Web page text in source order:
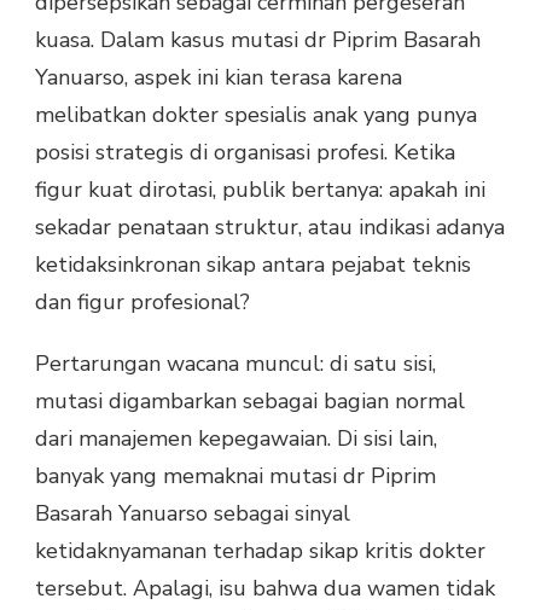
kuasa. Dalam kasus mutasi dr Piprim Basarah
Yanuarso, aspek ini kian terasa karena
melibatkan dokter spesialis anak yang punya
posisi strategis di organisasi profesi. Ketika
figur kuat dirotasi, publik bertanya: apakah ini
sekadar penataan struktur, atau indikasi adanya
ketidaksinkronan sikap antara pejabat teknis
dan figur profesional?
Pertarungan wacana muncul: di satu sisi,
mutasi digambarkan sebagai bagian normal
dari manajemen kepegawaian. Di sisi lain,
banyak yang memaknai mutasi dr Piprim
Basarah Yanuarso sebagai sinyal
ketidaknyamanan terhadap sikap kritis dokter
tersebut. Apalagi, isu bahwa dua wamen tidak